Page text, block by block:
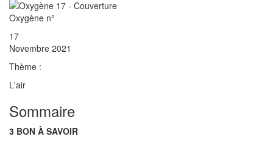
Oxygène n°
17
Novembre 2021
Thème :
L'air
Sommaire
3 BON À SAVOIR